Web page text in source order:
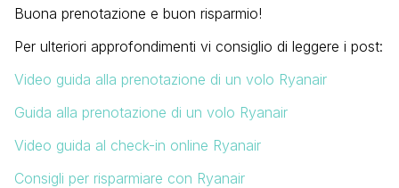
Buona prenotazione e buon risparmio!
Per ulteriori approfondimenti vi consiglio di leggere i post:
Video guida alla prenotazione di un volo Ryanair
Guida alla prenotazione di un volo Ryanair
Video guida al check-in online Ryanair
Consigli per risparmiare con Ryanair